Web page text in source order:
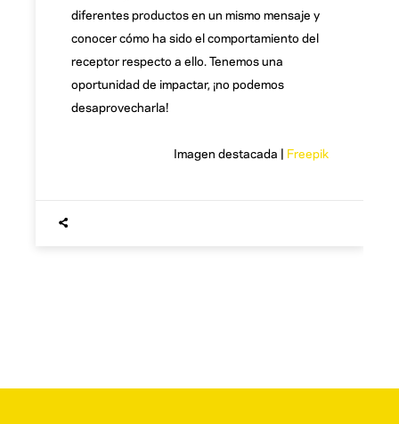
diferentes productos en un mismo mensaje y
conocer cómo ha sido el comportamiento del
receptor respecto a ello. Tenemos una
oportunidad de impactar, ¡no podemos
desaprovecharla!
Imagen destacada | Freepik